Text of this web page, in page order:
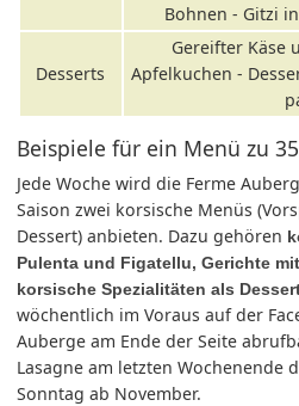
Bohnen - Gitzi
Desserts
Gereifter Käse
Apfelkuchen -
Beispiele für ein Menü zu
Jede Woche wird die Ferme
Saison zwei korsische Menüs
Dessert) anbieten. Dazu gehören
Pulenta und Figatellu, Gerichte
korsische Spezialitäten als
wöchentlich im Voraus auf der
Auberge am Ende der Seite
Lasagne am letzten Wochenende
Sonntag ab November.